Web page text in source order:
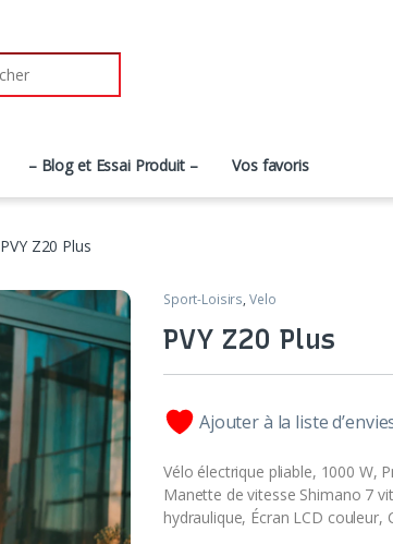
– Blog et Essai Produit – Vos favoris
PVY Z20 Plus
Sport-Loisirs, Velo
PVY Z20 Plus
Ajouter à la liste
Vélo électrique pliable, 1000 W,
Manette de vitesse Shimano 7
hydraulique, Écran LCD couleur,